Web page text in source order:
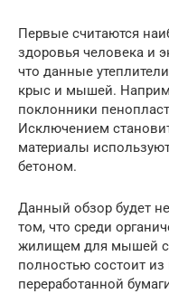
Первые считаются
здоровья человека и
что данные
крыс и мышей.
поклонники
Исключением
материалы
бетоном.
Данный обзор будет
том, что среди
жилищем для мышей
полностью состоит
переработанной